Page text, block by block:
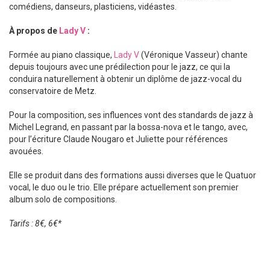
comédiens, danseurs, plasticiens, vidéastes.
À propos de Lady V :
Formée au piano classique, Lady V(Véronique Vasseur) chante
depuis toujours avec une prédilection pour le jazz, ce qui la
conduira naturellement à obtenir un diplôme de jazz-vocal du
conservatoire de Metz.
Pour la composition, ses influences vont des standards de jazz à
Michel Legrand, en passant par la bossa-nova et le tango, avec,
pour l’écriture Claude Nougaro et Juliette pour références
avouées.
Elle se produit dans des formations aussi diverses que le Quatuor
vocal, le duo ou le trio. Elle prépare actuellement son premier
album solo de compositions.
Tarifs : 8€, 6€*